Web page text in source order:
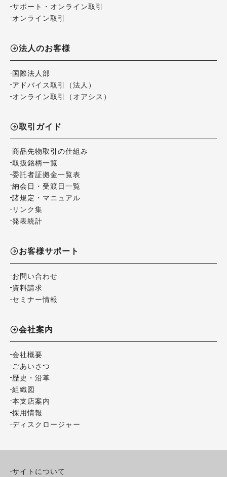
サポート・オンライン取引
オンライン取引
法人のお客様
国際法人部
アドバイス取引（法人）
オンライン取引（オアシス）
取引ガイド
商品先物取引の仕組み
取扱銘柄一覧
委託者証拠金一覧表
納会日・受渡日一覧
諸規定・マニュアル
リンク集
発表統計
お客様サポート
お問い合わせ
資料請求
セミナー情報
会社案内
会社概要
ごあいさつ
歴史・沿革
組織図
本支店案内
採用情報
ディスクロージャー
サイトについて